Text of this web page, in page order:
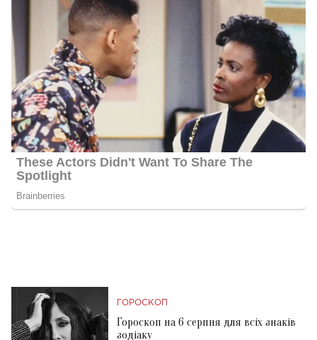
ГОРОСКОП
Гороскоп на 6 серпня для всіх знаків
зодіаку